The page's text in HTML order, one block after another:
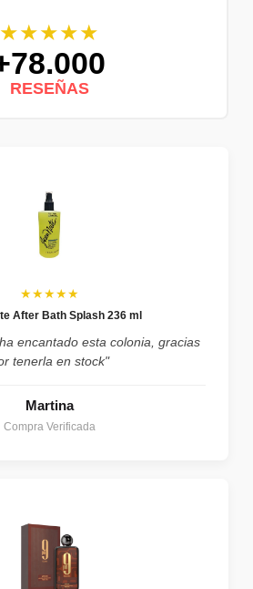
★★★★★
RESEÑAS
★★★★★
After Bath Splash 236 ml
encantado esta colonia, gracias
tenerla en stock"
Martina
Compra Verificada